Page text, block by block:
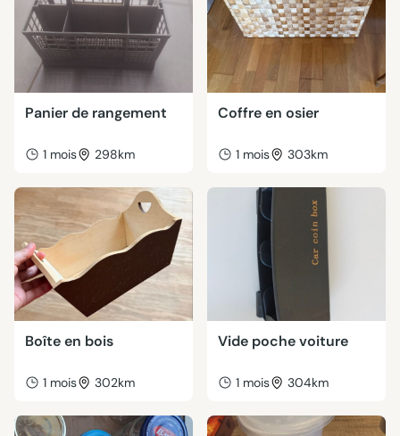
Panier de rangement
1 mois 298km
Coffre en osier
1 mois 303km
Boîte en bois
1 mois 302km
Vide poche voiture
1 mois 304km